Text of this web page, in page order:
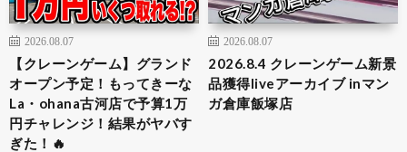
2026.08.07
【クレーンゲーム】グランド
オープン予定！もってきーな
La・ohana古河店で予算1万
円チャレンジ！結果がヤバす
ぎた！🔥
2026.08.07
2026.8.4 クレーンゲーム新景
品獲得liveアーカイブ inマン
ガ倉庫飯塚店